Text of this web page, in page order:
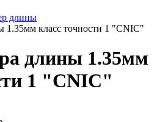
длины
1.35мм класс точности 1 "CNIC"
длины 1.35мм
1 "CNIC"